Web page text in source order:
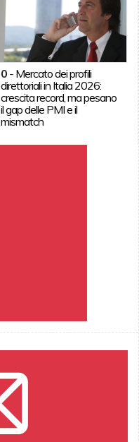
0 - Mercato dei profili
direttoriali in Italia 2026:
crescita record, ma pesano
il gap delle PMI e il
mismatch